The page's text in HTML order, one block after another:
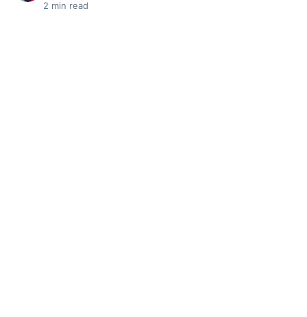
2 min read